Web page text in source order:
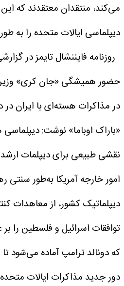
می‌کند، منتقدان معتقدند که
دیپلماسی ایالات متحده را به
روزنامه فایننشال تایمز در
حضور همیشگی «جان کری» وزیر
در مذاکرات هسته‌ای با ایران
«باراک اوباما» نوشت:
نقشی طبیعی برای دیپلمات ارشد
امور خارجه آمریکا به‌طور
دیپلماتیک کشور، از معاهدات
توافقات اسرائیل و فلسطین را بر
که دونالد ترامپ آماده می‌شود تا
دور جدید مذاکرات ایالات